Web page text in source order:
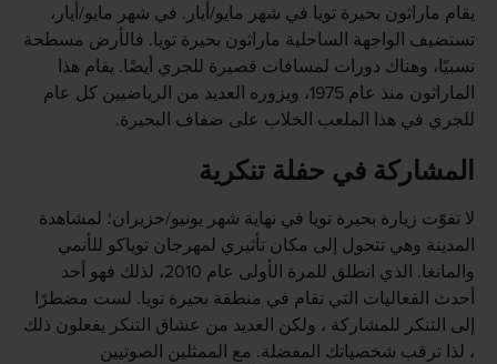
يقام ماراثون بحيرة تويا في شهر مايو/أيار. في شهر مايو/أيار،
تستضيف الواجهة الساحلية ماراثون بحيرة تويا. فالأرض مسطحة
نسبيًا، وهناك دورات لمسافات قصيرة للجري أيضًا. يقام هذا
الماراثون منذ عام 1975، ويزوره العديد من الرياضيين كل عام
للجري في هذا الملعب الخلاب على ضفاف البحيرة.
المشاركة في حفلة تنكرية
لا تفوّت زيارة بحيرة تويا في نهاية شهر يونيو/حزيران؛ لمشاهدة
المدينة وهي تتحول إلى مكان تأثيري لمهرجان توياكو للأنمي
والمانغا. الذي انطلق للمرة الأولى عام 2010، لذلك فهو أحد
أحدث الفعاليات التي تقام في منطقة بحيرة تويا. لست مضطرًا
إلى التنكر للمشاركة ، ولكن العديد من عشاق التنكر يفعلون ذلك
، لذا ترقب شخصياتك المفضلة. مع الممثلين الصوتيين